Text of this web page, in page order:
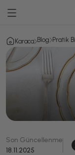
Karaca Blog Pratik
Son Güncellenme
18.11.2025